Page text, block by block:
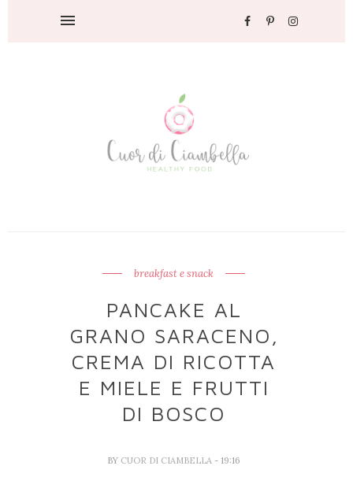
breakfast e snack
PANCAKE AL
GRANO SARACENO,
CREMA DI RICOTTA
E MIELE E FRUTTI
DI BOSCO
BY CUOR DI CIAMBELLA - 19:16